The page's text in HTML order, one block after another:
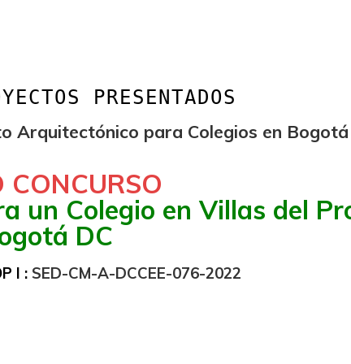
PRESENTADOS
Arquitectónico para Colegios en Bogotá
CONCURSO
un Colegio en Villas del
DC
I : SED-CM-A-DCCEE-076-2022